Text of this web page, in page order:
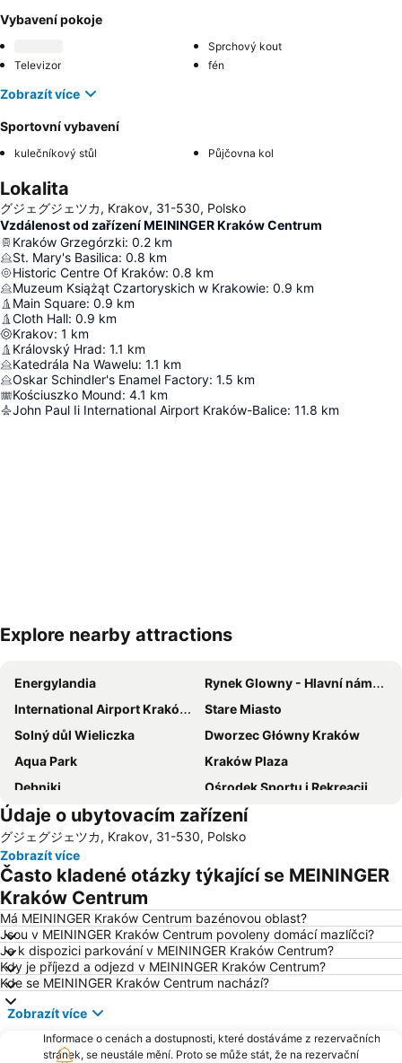
Vybavení pokoje
Sprchový kout
Televizor
fén
Zobrazít více
Sportovní vybavení
kulečníkový stůl Půjčovna kol
Lokalita
グジェグジェツカ, Krakov, 31-530, Polsko
Vzdálenost od zařízení MEININGER Kraków Centrum
Kraków Grzegórzki: 0.2 km
St. Mary's Basilica: 0.8 km
Historic Centre Of Kraków: 0.8 km
Muzeum Książąt Czartoryskich w Krakowie: 0.9 km
Main Square: 0.9 km
Cloth Hall: 0.9 km
Krakov: 1 km
Královský Hrad: 1.1 km
Katedrála Na Wawelu: 1.1 km
Oskar Schindler's Enamel Factory: 1.5 km
Kościuszko Mound: 4.1 km
John Paul Ii International Airport Kraków-Balice: 11.8 km
Explore nearby attractions
Energylandia
Rynek Glowny - Hlavní náměstí
International Airport Kraków Balice
Stare Miasto
Solný důl Wieliczka
Dworzec Główny Kraków
Aqua Park
Kraków Plaza
Dębniki
Ośrodek Sportu i Rekreacji Kolna
Kazimierz
Dinozatorland
Old Jewish District retracing the Schindlers List
Sanctuary of Divine Mercy
Hell's Angel - Prywatne Muzeum Polsko-Amerykańskie
Cracow city tours
Ojcowski Park Narodowy
Park Rozrywki DINOLANDIA
Ulica Sienna
Historic Centre of Krakow
Teatr im Juliusza Słowackiego
Dom pod Krzyżem Muzeum Teatralne im Stanisława Wyspiańskiego
Christmas Markets
Kanonicza
Bulwary Krakowa
Ulica Karmelicka
Zwierzyniec
Laskowa-Kamionna - Stacja Narciarska
Údaje o ubytovacím zařízení
グジェグジェツカ, Krakov, 31-530, Polsko
Zobrazít více
Často kladené otázky týkající se MEININGER
Kraków Centrum
Má MEININGER Kraków Centrum bazénovou oblast?
Jsou v MEININGER Kraków Centrum povoleny domácí mazlíčci?
Je k dispozici parkování v MEININGER Kraków Centrum?
Kdy je příjezd a odjezd v MEININGER Kraków Centrum?
Kde se MEININGER Kraków Centrum nachází?
Zobrazít více
Informace o cenách a dostupnosti, které dostáváme z rezervačních
stránek, se neustále mění. Proto se může stát, že na rezervační